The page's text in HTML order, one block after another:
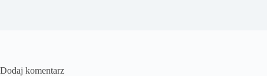
Dodaj komentarz